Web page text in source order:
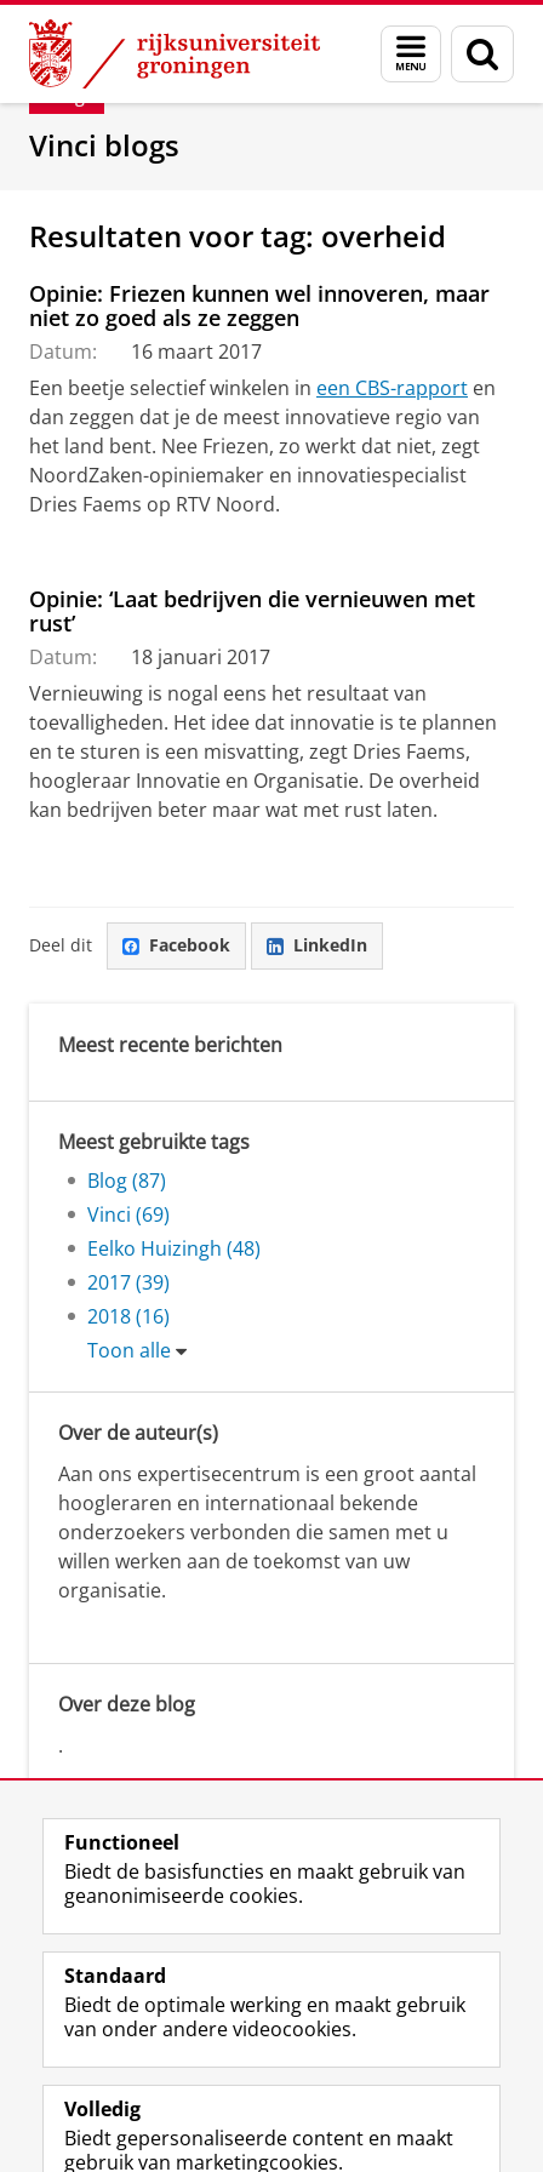
Skip
Content
Skip
Navigation
Menu
en
zoeken
Department of Innovation Management &
Blog
Vinci blogs
Resultaten voor tag: overheid
Opinie: Friezen kunnen wel innoveren, maar
niet zo goed als ze zeggen
Datum:
16 maart 2017
Een beetje selectief winkelen in een CBS-rapport en
dan zeggen dat je de meest innovatieve regio van
het land bent. Nee Friezen, zo werkt dat niet, zegt
NoordZaken-opiniemaker en innovatiespecialist
Dries Faems op RTV Noord.
Opinie: ‘Laat bedrijven die vernieuwen met
rust’
Datum:
18 januari 2017
Vernieuwing is nogal eens het resultaat van
toevalligheden. Het idee dat innovatie is te plannen
en te sturen is een misvatting, zegt Dries Faems,
hoogleraar Innovatie en Organisatie. De overheid
kan bedrijven beter maar wat met rust laten.
Deel dit Facebook LinkedIn
Meest recente berichten
Meest gebruikte tags
Blog (87)
Vinci (69)
Eelko Huizingh (48)
2017 (39)
2018 (16)
Toon alle
Over de auteur(s)
Aan ons expertisecentrum is een groot aantal
hoogleraren en internationaal bekende
onderzoekers verbonden die samen met u
willen werken aan de toekomst van uw
organisatie.
Over deze blog
.
Volg de RUG
F
a
e
b
o
p
a
L
i
k
e
I
-
p
R
S
-
f
e
R
I
n
t
r
m
Y
o
T
e
k
Studiekiezers
Alumni
Over ons
Functioneel
Biedt de basisfuncties en maakt gebruik van
geanonimiseerde cookies.
Standaard
Biedt de optimale werking en maakt gebruik
van onder andere videocookies.
Volledig
Biedt gepersonaliseerde content en maakt
gebruik van marketingcookies.